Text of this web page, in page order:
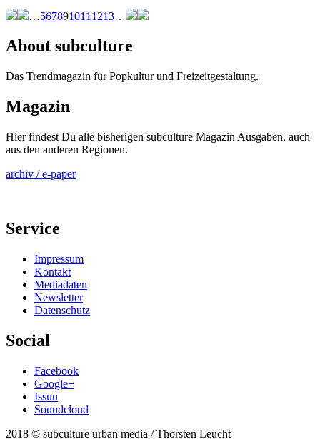
…567891011 1213…
About subculture
Das Trendmagazin für Popkultur und Freizeitgestaltung.
Magazin
Hier findest Du alle bisherigen subculture Magazin Ausgaben, auch
aus den anderen Regionen.
archiv / e-paper
Service
Impressum
Kontakt
Mediadaten
Newsletter
Datenschutz
Social
Facebook
Google+
Issuu
Soundcloud
2018 © subculture urban media / Thorsten Leucht